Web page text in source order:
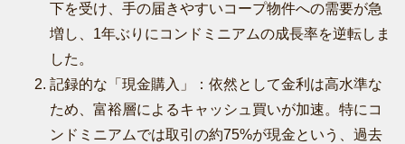
下を受け、手の届きやすいコープ物件への需要が急
増し、1年ぶりにコンドミニアムの成長率を逆転しま
した。
記録的な「現金購入」：依然として金利は高水準な
ため、富裕層によるキャッシュ買いが加速。特にコ
ンドミニアムでは取引の約75%が現金という、過去